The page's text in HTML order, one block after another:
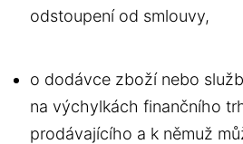
odstoupení od smlouvy,
o dodávce zboží nebo
na výchylkách finančního
prodávajícího a k němuž